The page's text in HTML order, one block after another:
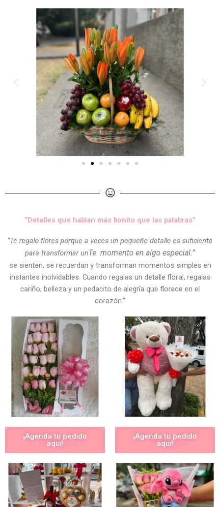
“Detalles que hablan más bonito que las palabras”
“Te regalo flores porque a veces un pequeño detalle es suficiente
para transformar unTe momento en algo especial.”
se sienten, se recuerdan y transforman momentos simples en
instantes inolvidables. Cuando regalas un detalle floral, regalas
cariño, belleza y un pedacito de alegría que florece en el
corazón.”
¡Agenda tu pedido
aquí!
¡Agenda tu pedido
aquí!